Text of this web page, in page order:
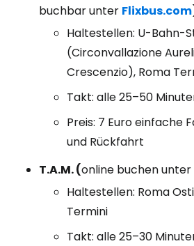
buchbar unter Flixbus.com
Haltestellen: U-Bahn-
(Circonvallazione
Crescenzio), Roma
Takt: alle 25–50
Preis: 7 Euro einfache
und Rückfahrt
T.A.M. (online buchen unter
Haltestellen: Roma
Termini
Takt: alle 25–30